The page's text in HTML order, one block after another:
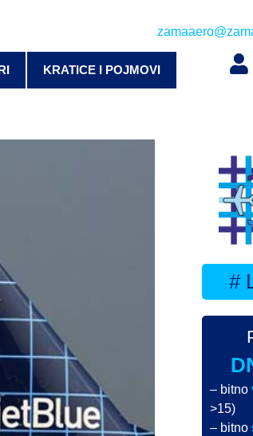
KRATICE I POJMOVI
#
– bitno
>15)
– bitno